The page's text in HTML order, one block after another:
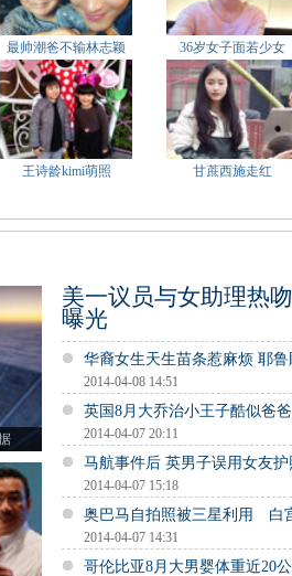
最帅潮爸不输林志颖 36岁女子面若少女
王诗龄kimi萌照 甘蔗西施走红
美一议员与女助理热
曝光
华裔女生天生苗条惹麻烦 耶
2014-04-08 14:51
英国8月大乔治小王子酷似爸
2014-04-07 20:11
马航事件后 英男子误用女友
2014-04-07 15:18
奥巴马自拍照被三星利用 白
2014-04-07 14:31
哥伦比亚8月大男婴体重近20